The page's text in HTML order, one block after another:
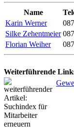
Name
Karin Werner
Silke Zehentmeier
Florian Weiher
Weiterführende